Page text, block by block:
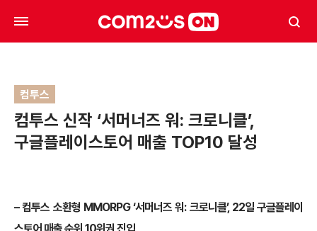
컴투스
컴투스 신작 ‘서머너즈 워: 크로니클’,
구글플레이스토어 매출 TOP10 달성
– 컴투스 소환형 MMORPG ‘서머너즈 워: 크로니클’, 22일 구글플레이